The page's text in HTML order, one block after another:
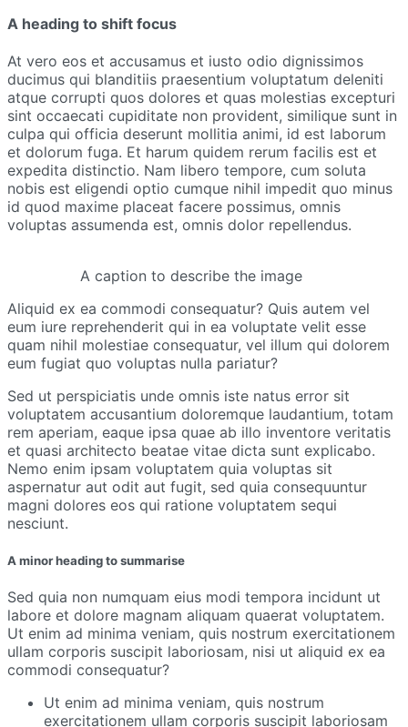
A heading to shift focus
At vero eos et accusamus et iusto odio dignissimos
ducimus qui blanditiis praesentium voluptatum deleniti
atque corrupti quos dolores et quas molestias excepturi
sint occaecati cupiditate non provident, similique sunt in
culpa qui officia deserunt mollitia animi, id est laborum
et dolorum fuga. Et harum quidem rerum facilis est et
expedita distinctio. Nam libero tempore, cum soluta
nobis est eligendi optio cumque nihil impedit quo minus
id quod maxime placeat facere possimus, omnis
voluptas assumenda est, omnis dolor repellendus.
A caption to describe the image
Aliquid ex ea commodi consequatur? Quis autem vel
eum iure reprehenderit qui in ea voluptate velit esse
quam nihil molestiae consequatur, vel illum qui dolorem
eum fugiat quo voluptas nulla pariatur?
Sed ut perspiciatis unde omnis iste natus error sit
voluptatem accusantium doloremque laudantium, totam
rem aperiam, eaque ipsa quae ab illo inventore veritatis
et quasi architecto beatae vitae dicta sunt explicabo.
Nemo enim ipsam voluptatem quia voluptas sit
aspernatur aut odit aut fugit, sed quia consequuntur
magni dolores eos qui ratione voluptatem sequi
nesciunt.
A minor heading to summarise
Sed quia non numquam eius modi tempora incidunt ut
labore et dolore magnam aliquam quaerat voluptatem.
Ut enim ad minima veniam, quis nostrum exercitationem
ullam corporis suscipit laboriosam, nisi ut aliquid ex ea
commodi consequatur?
Ut enim ad minima veniam, quis nostrum
exercitationem ullam corporis suscipit laboriosam